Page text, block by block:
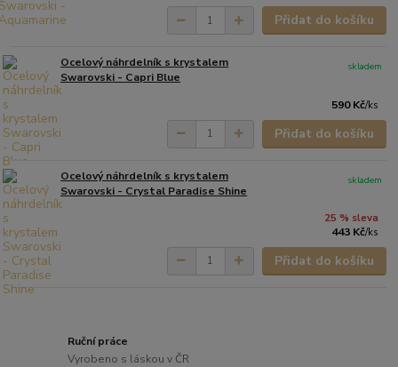
Přidat do košíku
Ocelový náhrdelník s krystalem
Swarovski - Capri Blue
590 Kč/ks
skladem
Přidat do košíku
Ocelový náhrdelník s krystalem
Swarovski - Crystal Paradise Shine
25 % sleva
443 Kč/ks
skladem
Přidat do košíku
Ruční práce
Vyrobeno s láskou v ČR